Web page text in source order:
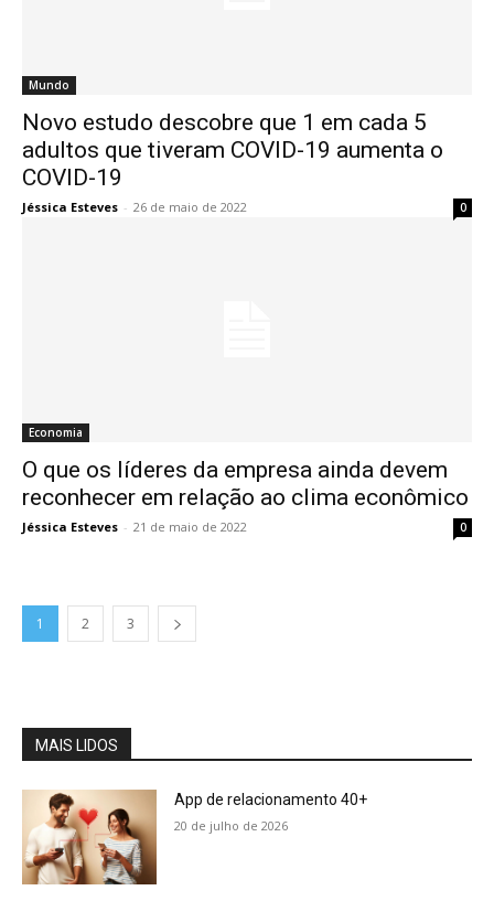
Mundo
Novo estudo descobre que 1 em cada 5
adultos que tiveram COVID-19 aumenta o
COVID-19
Jéssica Esteves - 26 de maio de 2022 0
Economia
O que os líderes da empresa ainda devem
reconhecer em relação ao clima econômico
Jéssica Esteves - 21 de maio de 2022 0
1 2 3
MAIS LIDOS
App de relacionamento 40+
20 de julho de 2026